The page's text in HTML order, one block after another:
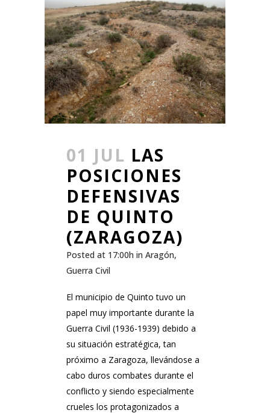
01 JUL LAS
POSICIONES
DEFENSIVAS
DE QUINTO
(ZARAGOZA)
Posted at 17:00h in Aragón,
Guerra Civil
El municipio de Quinto tuvo un
papel muy importante durante la
Guerra Civil (1936-1939) debido a
su situación estratégica, tan
próximo a Zaragoza, llevándose a
cabo duros combates durante el
conflicto y siendo especialmente
crueles los protagonizados a